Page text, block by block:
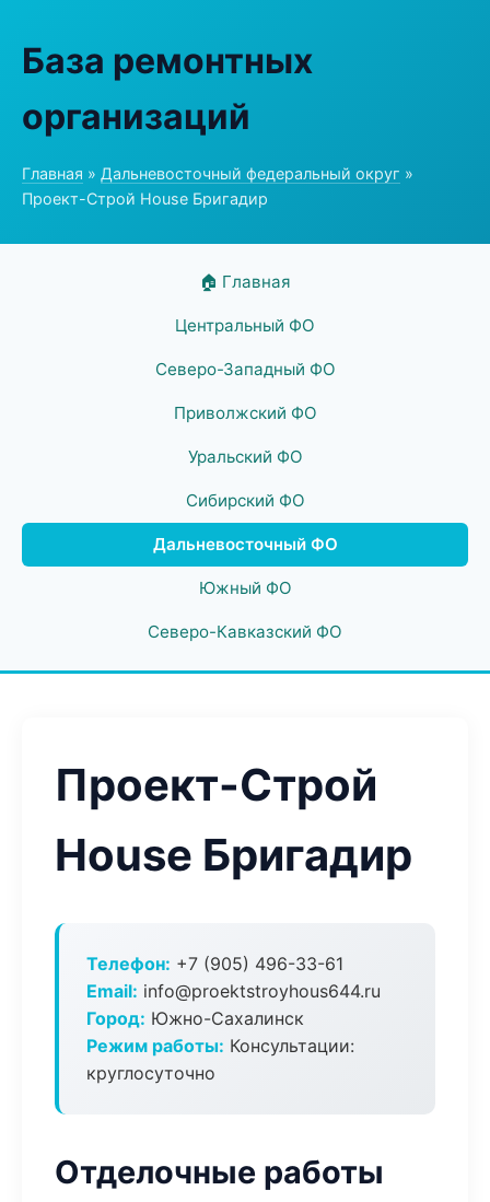
База ремонтных
организаций
Главная » Дальневосточный федеральный округ »
Проект-Строй House Бригадир
🏠 Главная
Центральный ФО
Северо-Западный ФО
Приволжский ФО
Уральский ФО
Сибирский ФО
Дальневосточный ФО
Южный ФО
Северо-Кавказский ФО
Проект-Строй
House Бригадир
Телефон: +7 (905) 496-33-61
Email: info@proektstroyhous644.ru
Город: Южно-Сахалинск
Режим работы: Консультации:
круглосуточно
Отделочные работы